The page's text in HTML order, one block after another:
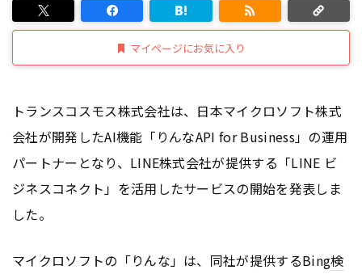
マイページにお気に入り
トランスコスモス株式会社は、日本マイクロソフト株式
会社が開発したAI機能「りんなAPI for Business」の運用
パートナーとなり、LINE株式会社が提供する「LINE ビ
ジネスコネクト」を活用したサービスの開始を発表しま
した。
マイクロソフトの「りんな」は、同社が提供するBing検